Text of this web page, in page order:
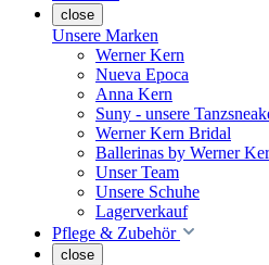
close
Unsere Marken
Werner Kern
Nueva Epoca
Anna Kern
Suny - unsere
Werner Kern Bridal
Ballerinas by Werner
Unser Team
Unsere Schuhe
Lagerverkauf
Pflege & Zubehör
close